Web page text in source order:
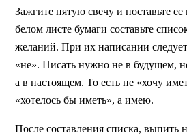
Зажгите пятую свечу и поставьте
белом листе бумаги составьте
желаний. При их написании следует
«не». Писать нужно не в будущем,
а в настоящем. То есть не «хочу
«хотелось бы иметь», а имею.
После составления списка, выпить